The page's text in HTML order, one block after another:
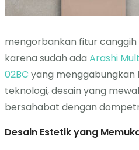
mengorbankan fitur
karena sudah ada Arashi
02BC yang menggabungkan
teknologi, desain yang
bersahabat dengan
Desain Estetik yang